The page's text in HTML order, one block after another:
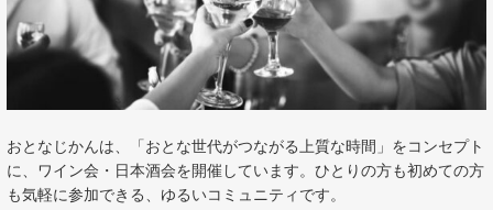
おとなじかんは、「おとな世代がつながる上質な時間」をコンセプト
に、ワイン会・日本酒会を開催しています。ひとりの方も初めての方
も気軽に参加できる、ゆるいコミュニティです。